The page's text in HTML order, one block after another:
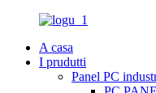
A casa
I prudutti
Panel PC